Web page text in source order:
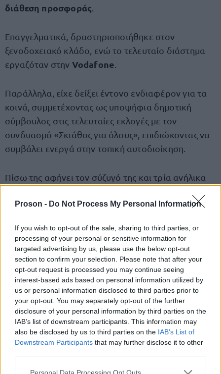
Proson - Do Not Process My Personal Information
If you wish to opt-out of the sale, sharing to third parties, or
processing of your personal or sensitive information for
targeted advertising by us, please use the below opt-out
section to confirm your selection. Please note that after your
opt-out request is processed you may continue seeing
interest-based ads based on personal information utilized by
us or personal information disclosed to third parties prior to
your opt-out. You may separately opt-out of the further
disclosure of your personal information by third parties on the
IAB’s list of downstream participants. This information may
also be disclosed by us to third parties on the IAB’s List of
Downstream Participants that may further disclose it to other
Please note that this website/app uses one or more Google
Personal Data Processing Opt Outs
διάθεση προσφοράς
Επαγγελματικά, δραστηριοποιήθηκε στον
ξενοδοχειακό κλάδο, ενώ το τελευταίο διάστημα
εργαζόταν στην Vodafone
Παράλληλα, είχε δείξει έντονο ενδιαφέρον για τα
κοινά, συμμετέχοντας ως υποψήφια δημοτική
σύμβουλος στις τελευταίες εκλογές με τον
συνδυασμό «Σκιάθος για όλους», επιδιώκοντας να
συμβάλει ενεργά στην τοπική αυτοδιοίκηση.
Πίσω της αφήνει τον σύζυγό της και τρία ανήλικα
από τις πρώτες κιόλας ημέρες της ζωής του τη
Η τοπική κοινωνία της Σκιάθου εκφράζει τη
συμπαράστασή της στην οικογένεια, ενώ το νησί
αποχαιρετά μία νέα γυναίκα που έφυγε πρόωρα
και άδικα.
ΑΣΕΠ: Πιστοποίηση Αγγλικών σε
μόνο 2 ημέρες στα χέρια σας